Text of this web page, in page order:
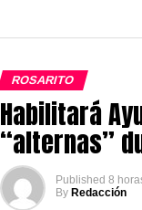
ROSARITO
Habilitará
“alternas”
Published 8
By Redacción